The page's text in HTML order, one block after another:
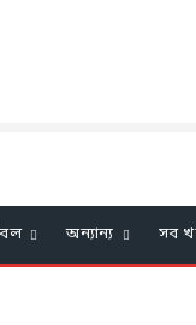
অন্যান্য সব